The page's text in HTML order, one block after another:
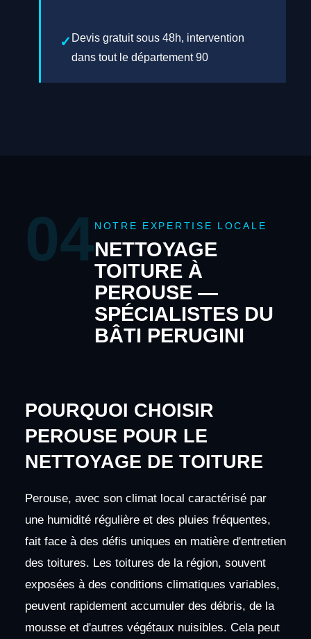
Devis gratuit sous 48h, intervention
dans tout le département 90
04NOTRE EXPERTISE LOCALE
NETTOYAGE
TOITURE À
PEROUSE —
SPÉCIALISTES DU
BÂTI PERUGINI
POURQUOI CHOISIR
PEROUSE POUR LE
NETTOYAGE DE TOITURE
Perouse, avec son climat local caractérisé par
une humidité régulière et des pluies fréquentes,
fait face à des défis uniques en matière d'entretien
des toitures. Les toitures de la région, souvent
exposées à des conditions climatiques variables,
peuvent rapidement accumuler des débris, de la
mousse et d'autres végétaux nuisibles. Cela peut